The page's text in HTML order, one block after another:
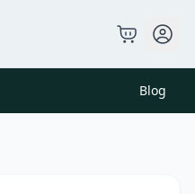
Blog